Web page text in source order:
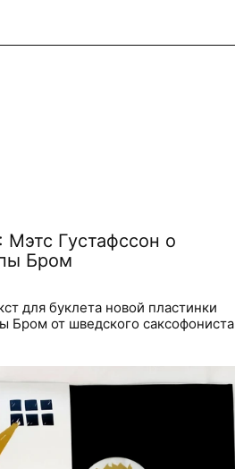
Густафссон о
Бром
для буклета новой пластинки
Бром от шведского саксофониста